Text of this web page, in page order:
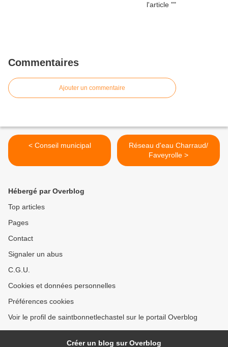
Commentaires
Ajouter un commentaire
< Conseil municipal
Réseau d'eau Charraud/
Faveyrolle >
Hébergé par Overblog
Top articles
Pages
Contact
Signaler un abus
C.G.U.
Cookies et données personnelles
Préférences cookies
Voir le profil de saintbonnetlechastel sur le portail Overblog
Créer un blog sur Overblog